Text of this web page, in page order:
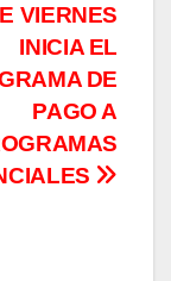
VIERNES
INICIA EL
DE
PAGO A